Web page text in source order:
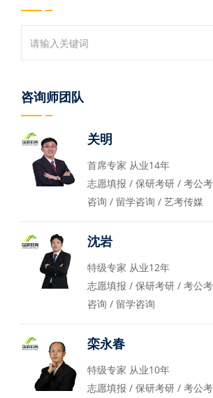
咨询师团队
关明
首席专家 从业14年
志愿填报 / 保研考研 / 考公
咨询 / 留学咨询 / 艺考传媒
沈岩
特级专家 从业12年
志愿填报 / 保研考研 / 考公
咨询 / 留学咨询
栾永春
特级专家 从业10年
志愿填报 / 保研考研 / 考公